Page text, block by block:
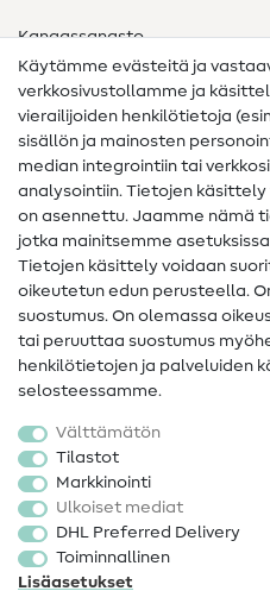
Kangassanasto
Ompelusanasto
Ompeluohjeet
Apua ja yhteystiedot
Yhteystiedot
Tietoa omistajanvaihdoksesta
Peruutusoikeus
Suosittu
Kankaat
Ompelutarvikkeet
Ale
Käytämme evästeitä ja
verkkosivustollamme ja
vierailijoiden henkilötietoja
sisällön ja mainosten
median integrointiin tai
analysointiin. Tietojen
on asennettu. Jaamme nämä
jotka mainitsemme
Tietojen käsittely voidaan
oikeutetun edun perusteella.
suostumus. On olemassa
tai peruuttaa suostumus
henkilötietojen ja palveluiden
selosteessamme.
Välttämätön
Tilastot
Markkinointi
Ulkoiset mediat
DHL Preferred Delivery
Toiminnallinen
Lisäasetukset